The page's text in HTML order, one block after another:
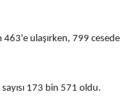
463'e ulaşırken, 799 cesede
173 bin 571 oldu.